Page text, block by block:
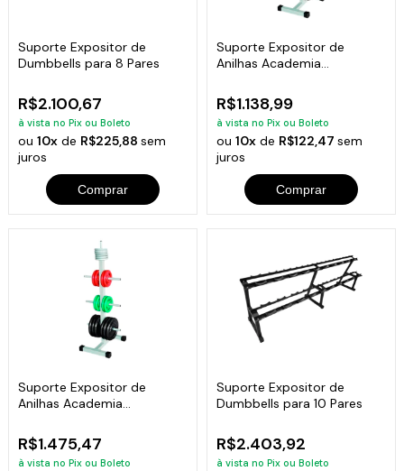
Suporte Expositor de
Dumbbells para 8 Pares
R$2.100,67
à vista no Pix ou Boleto
ou10x de R$225,88sem
juros
Comprar
Suporte Expositor de
Anilhas Academia
R$1.138,99
à vista no Pix ou Boleto
ou 10xde R$122,47 sem
juros
Comprar
Suporte Expositor de
Anilhas Academia
R$1.475,47
à vista no Pix ou Boleto
Suporte Expositor de
Dumbbells para 10 Pares
R$2.403,92
à vista no Pix ou Boleto